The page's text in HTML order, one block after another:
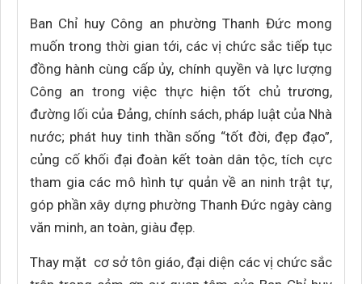
Ban Chỉ huy Công an phường Thanh Đức mong
muốn trong thời gian tới, các vị chức sắc tiếp tục
đồng hành cùng cấp ủy, chính quyền và lực lượng
Công an trong việc thực hiện tốt chủ trương,
đường lối của Đảng, chính sách, pháp luật của Nhà
nước; phát huy tinh thần sống “tốt đời, đẹp đạo”,
củng cố khối đại đoàn kết toàn dân tộc, tích cực
tham gia các mô hình tự quản về an ninh trật tự,
góp phần xây dựng phường Thanh Đức ngày càng
văn minh, an toàn, giàu đẹp.
Thay mặt cơ sở tôn giáo, đại diện các vị chức sắc